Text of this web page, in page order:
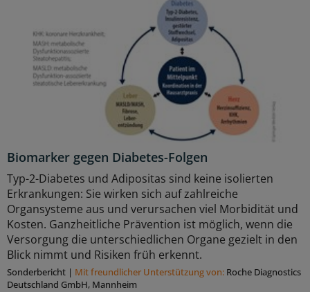
Biomarker gegen Diabetes-Folgen
Typ-2-Diabetes und Adipositas sind keine isolierten
Erkrankungen: Sie wirken sich auf zahlreiche
Organsysteme aus und verursachen viel Morbidität und
Kosten. Ganzheitliche Prävention ist möglich, wenn die
Versorgung die unterschiedlichen Organe gezielt in den
Blick nimmt und Risiken früh erkennt.
Sonderbericht | Mit freundlicher Unterstützung von: Roche Diagnostics
Deutschland GmbH, Mannheim